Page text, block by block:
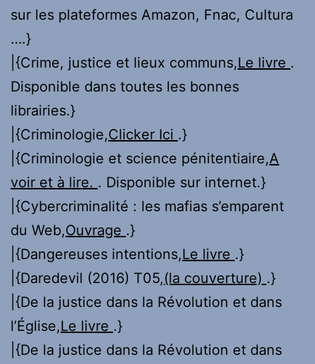
sur les plateformes Amazon, Fnac, Cultura
….}
|{Crime, justice et lieux communs,Le livre .
Disponible dans toutes les bonnes
librairies.}
|{Criminologie,Clicker Ici .}
|{Criminologie et science pénitentiaire,A
voir et à lire. . Disponible sur internet.}
|{Cybercriminalité : les mafias s’emparent
du Web,Ouvrage .}
|{Dangereuses intentions,Le livre .}
|{Daredevil (2016) T05,(la couverture) .}
|{De la justice dans la Révolution et dans
l’Église,Le livre .}
|{De la justice dans la Révolution et dans